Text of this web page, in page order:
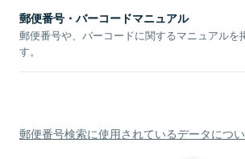
郵便番号・バーコードマニュアル
郵便番号や、バーコードに関するマニュアルを
す。
郵便番号検索に使用されているデータにつ